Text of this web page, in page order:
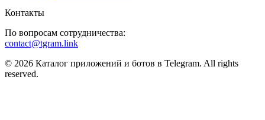
Контакты
По вопросам сотрудничества:
contact@tgram.link
© 2026 Каталог приложений и ботов в Telegram. All rights
reserved.